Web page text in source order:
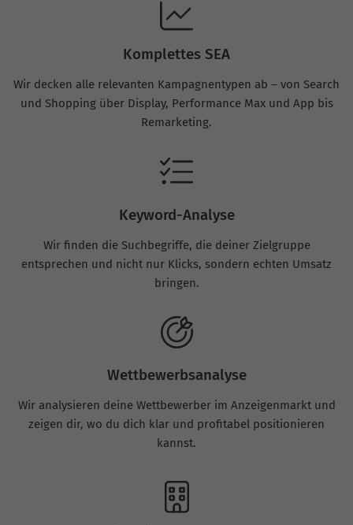
Komplettes SEA
Wir decken alle relevanten Kampagnentypen ab – von Search
und Shopping über Display, Performance Max und App bis
Remarketing.
Keyword-Analyse
Wir finden die Suchbegriffe, die deiner Zielgruppe
entsprechen und nicht nur Klicks, sondern echten Umsatz
bringen.
Wettbewerbsanalyse
Wir analysieren deine Wettbewerber im Anzeigenmarkt und
zeigen dir, wo du dich klar und profitabel positionieren
kannst.